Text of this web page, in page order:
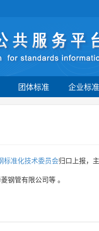
团体标准 企业标准
标准化技术委员会归口上报，
钢管有限公司等 。